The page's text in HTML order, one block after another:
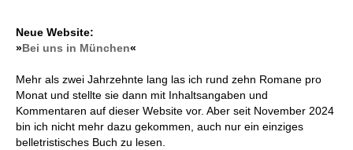
Neue Website:
»Bei uns in München«
Mehr als zwei Jahrzehnte lang las ich rund zehn Romane pro
Monat und stellte sie dann mit Inhaltsangaben und
Kommentaren auf dieser Website vor. Aber seit November 2024
bin ich nicht mehr dazu gekommen, auch nur ein einziges
belletristisches Buch zu lesen.